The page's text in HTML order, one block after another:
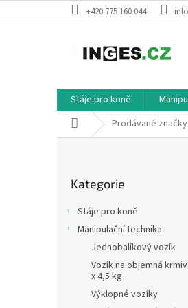
na
+420 775 160 044
Stáje pro koně
Domů Prodávané značky
kategorie
Kategorie
Stáje pro koně
Manipulační technika
Jednobalíkový vozík
Vozík na objemná
x 4,5 kg
Výklopné vozíky